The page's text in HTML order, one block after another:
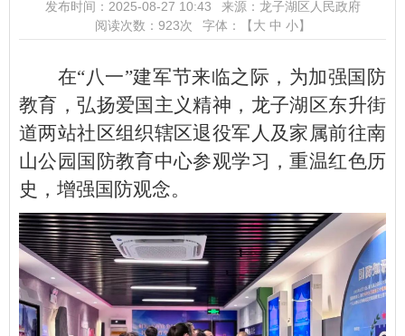
发布时间： 2025-08-27 10:43 来源： 龙子湖区人民政府
阅读次数： 923次 字体：【大 中 小】
在“八一”建军节来临之际，为加强国防
教育，弘扬爱国主义精神，龙子湖区东升街
道两站社区组织辖区退役军人及家属前往南
山公园国防教育中心参观学习，重温红色历
史，增强国防观念。